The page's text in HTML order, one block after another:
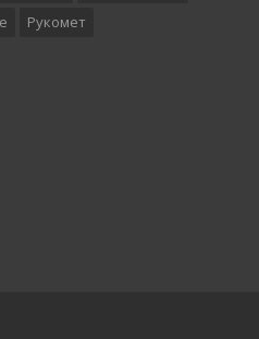
Рукомет